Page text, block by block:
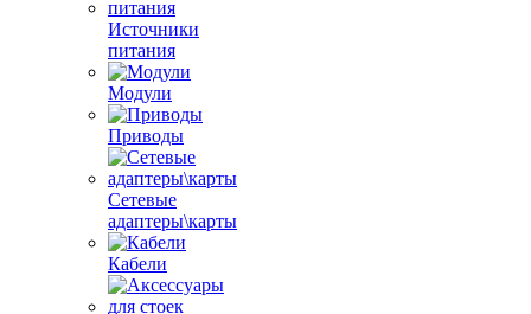
Источники
питания
Модули
Приводы
Сетевые
адаптеры\карты
Кабели